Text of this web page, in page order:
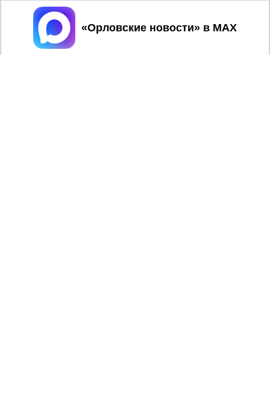
Принять